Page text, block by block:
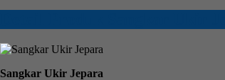
Sangkar Ukir Jepara